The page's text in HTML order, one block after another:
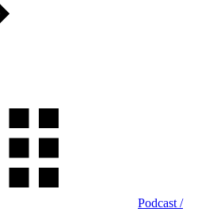
Podcast /